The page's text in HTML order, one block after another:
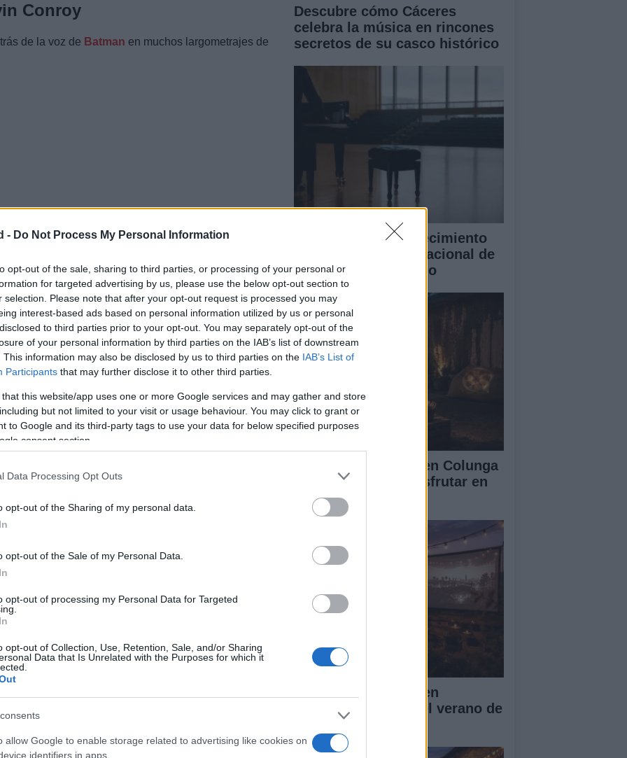
- Do Not Process My Personal Information
opt-out of the sale, sharing to third parties, or processing of your personal or
for targeted advertising by us, please use the below opt-out section to
selection. Please note that after your opt-out request is processed you may
interest-based ads based on personal information utilized by us or personal
to third parties prior to your opt-out. You may separately opt-out of the
of your personal information by third parties on the IAB’s list of downstream
This information may also be disclosed by us to third parties on the IAB’s List of
Participants that may further disclose it to other third parties.
that this website/app uses one or more Google services and may gather and store
but not limited to your visit or usage behaviour. You may click to grant or
to Google and its third-party tags to use your data for below specified purposes
consent section.
Data Processing Opt Outs
opt-out of the Sharing of my personal data.
opt-out of the Sale of my Personal Data.
opt-out of processing my Personal Data for Targeted
opt-out of Collection, Use, Retention, Sale, and/or Sharing
Data that Is Unrelated with the Purposes for which it
allow Google to enable storage related to advertising like cookies on
identifiers in apps.
Conroy
de la voz de Batman en muchos largometrajes de
años. Ha perdido la vida a la edad de 66 años.
el cáncer. Conroy es posiblemente la voz más
en su versión animada.
la voz por primera vez al cruzado
animada’ en 1992.
de ‘Star Wars’, el actor Mark Hamill, interpretó
De hecho, el propio Hamill ha admitido que es su
Descubre cómo Cáceres
celebra la música en rincones
secretos de su casco histórico
Pablo Galdo y el crecimiento
del Concurso Internacional de
Piano Cidade de Vigo
Eventos culturales en Colunga
y Pamplona para disfrutar en
agosto
Eventos culturales en
Barcelona durante el verano de